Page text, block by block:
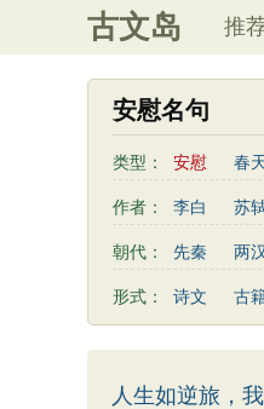
古文岛 推
安慰名句
类型： 安慰 春
写雨
友
清明节
作者： 李白 苏
曹植
高适
谢灵运
卢照邻
朝代： 先秦 两汉
形式： 诗文 古
人生如逆旅，